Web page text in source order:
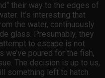
their way to the edges of
It’s interesting that
the water, continuously
glass. Presumably, they
to escape is not
we’ve poured for the fish,
The decision is up to us,
something left to hatch.